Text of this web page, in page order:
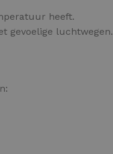
heeft.
gevoelige luchtwegen.